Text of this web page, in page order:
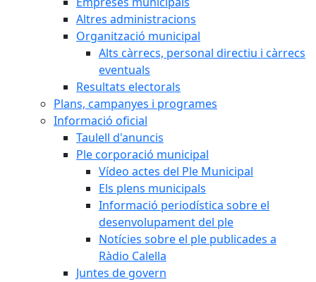
Altres administracions
Organització municipal
Alts càrrecs, personal directiu i càrrecs
eventuals
Resultats electorals
Plans, campanyes i programes
Informació oficial
Taulell d'anuncis
Ple corporació municipal
Vídeo actes del Ple Municipal
Els plens municipals
Informació periodística sobre el
desenvolupament del ple
Notícies sobre el ple publicades a
Ràdio Calella
Juntes de govern